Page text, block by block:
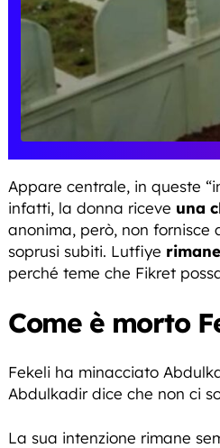
Appare centrale, in queste
infatti, la donna riceve una
anonima, però, non
soprusi subiti. Lutfiye
perché teme che Fikret
Come è morto
Fekeli ha minacciato
Abdulkadir dice che non ci
La sua intenzione rimane